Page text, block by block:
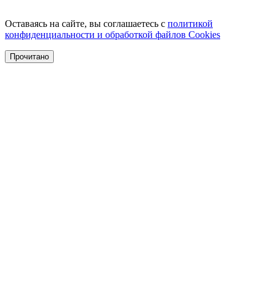
Оставаясь на сайте, вы соглашаетесь с политикой
конфиденциальности и обработкой файлов Cookies
Прочитано